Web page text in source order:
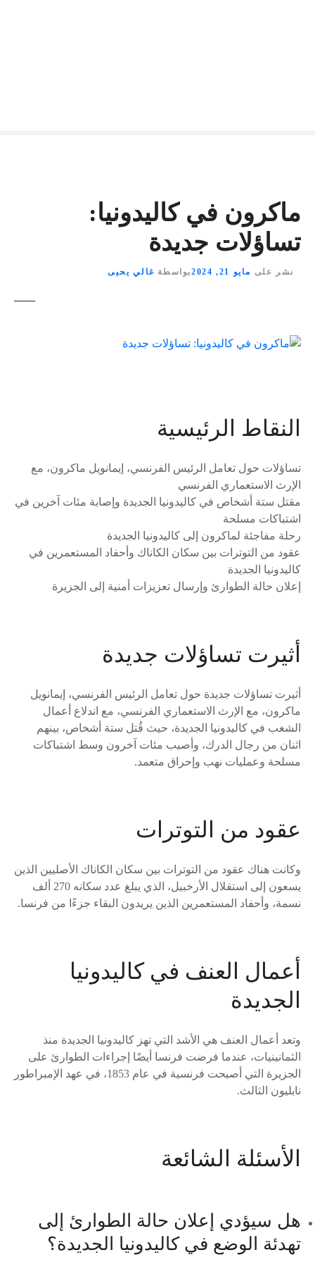
ماكرون في كاليدونيا:
تساؤلات جديدة
نشر على مايو 21, 2024 بواسطة غالي يحيى
النقاط الرئيسية
تساؤلات حول تعامل الرئيس الفرنسي، إيمانويل ماكرون، مع
الإرث الاستعماري الفرنسي
مقتل ستة أشخاص في كاليدونيا الجديدة وإصابة مئات آخرين في
اشتباكات مسلحة
رحلة مفاجئة لماكرون إلى كاليدونيا الجديدة
عقود من التوترات بين سكان الكاناك وأحفاد المستعمرين في
كاليدونيا الجديدة
إعلان حالة الطوارئ وإرسال تعزيزات أمنية إلى الجزيرة
أثيرت تساؤلات جديدة
أثيرت تساؤلات جديدة حول تعامل الرئيس الفرنسي، إيمانويل
ماكرون، مع الإرث الاستعماري الفرنسي، مع اندلاع أعمال
الشغب في كاليدونيا الجديدة، حيث قُتل ستة أشخاص، بينهم
اثنان من رجال الدرك، وأصيب مئات آخرون وسط اشتباكات
مسلحة وعمليات نهب وإحراق متعمد.
عقود من التوترات
وكانت هناك عقود من التوترات بين سكان الكاناك الأصليين الذين
يسعون إلى استقلال الأرخبيل، الذي يبلغ عدد سكانه 270 ألف
نسمة، وأحفاد المستعمرين الذين يريدون البقاء جزءًا من فرنسا.
أعمال العنف في كاليدونيا
الجديدة
وتعد أعمال العنف هي الأشد التي تهز كاليدونيا الجديدة منذ
الثمانينيات، عندما فرضت فرنسا أيضًا إجراءات الطوارئ على
الجزيرة التي أصبحت فرنسية في عام 1853، في عهد الإمبراطور
نابليون الثالث.
الأسئلة الشائعة
هل سيؤدي إعلان حالة الطوارئ إلى
تهدئة الوضع في كاليدونيا الجديدة؟